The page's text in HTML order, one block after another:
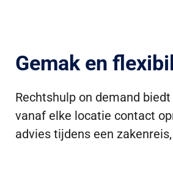
Gemak en
Rechtshulp on demand
vanaf elke locatie contact
advies tijdens een